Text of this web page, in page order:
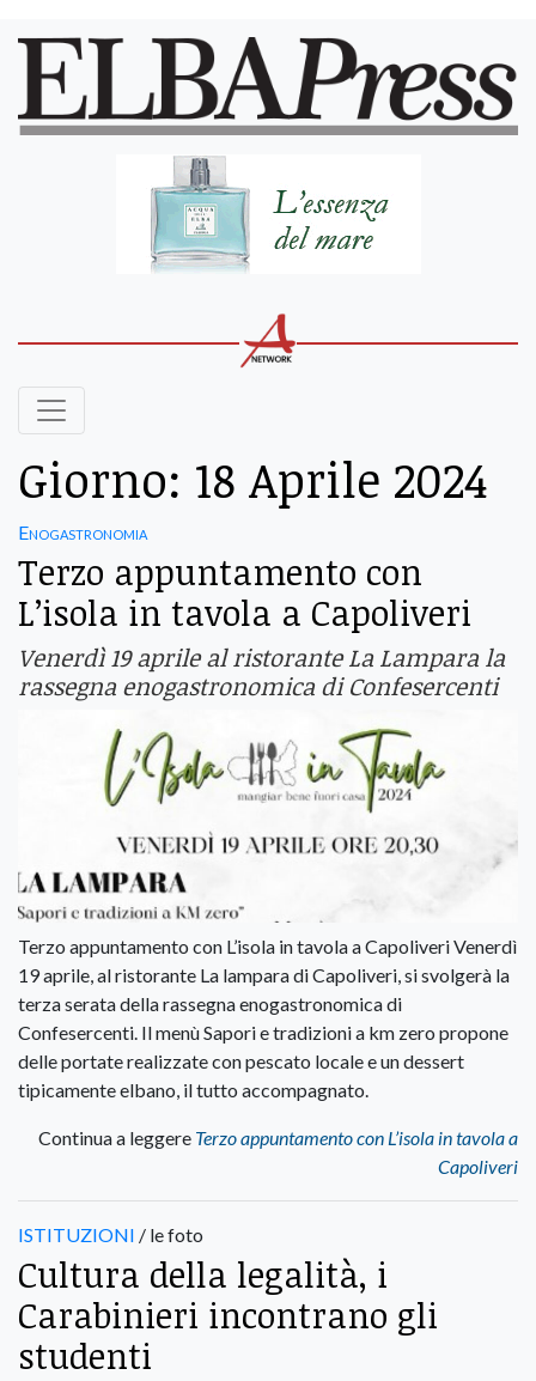
Giorno: 18 Aprile 2024
Enogastronomia
Terzo appuntamento con
L’isola in tavola a Capoliveri
Venerdì 19 aprile al ristorante La Lampara la
rassegna enogastronomica di Confesercenti
Terzo appuntamento con L’isola in tavola a Capoliveri Venerdì
19 aprile, al ristorante La lampara di Capoliveri, si svolgerà la
terza serata della rassegna enogastronomica di
Confesercenti. Il menù Sapori e tradizioni a km zero propone
delle portate realizzate con pescato locale e un dessert
tipicamente elbano, il tutto accompagnato.
Continua a leggere Terzo appuntamento con L’isola in tavola a
Capoliveri
ISTITUZIONI / le foto
Cultura della legalità, i
Carabinieri incontrano gli
studenti